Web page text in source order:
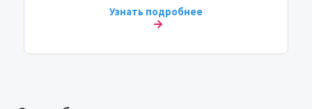
Узнать подробнее